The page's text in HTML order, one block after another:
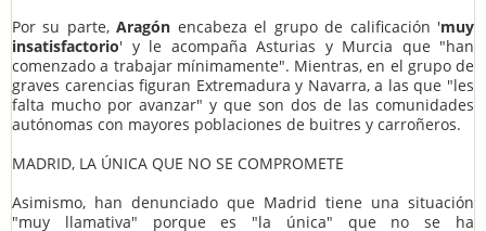
Por su parte,Aragón encabeza el grupo de calificación 'muy
insatisfactorio' y le acompaña Asturias y Murcia que "han
comenzado a trabajar mínimamente". Mientras, en el grupo de
graves carencias figuran Extremadura y Navarra, a las que "les
falta mucho por avanzar" y que son dos de las comunidades
autónomas con mayores poblaciones de buitres y carroñeros.
MADRID, LA ÚNICA QUE NO SE COMPROMETE
Asimismo, han denunciado que Madrid tiene una situación
"muy llamativa" porque es "la única" que no se ha